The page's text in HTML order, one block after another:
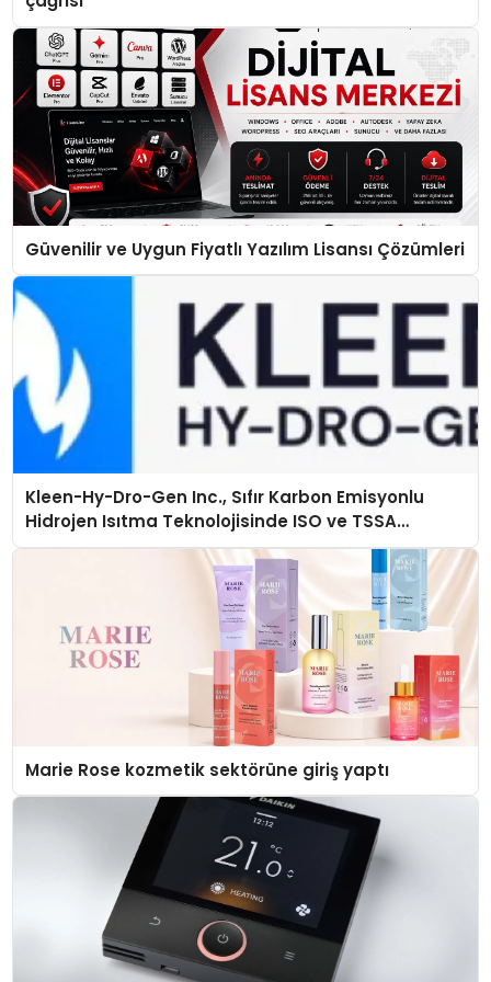
Güvenilir ve Uygun Fiyatlı Yazılım Lisansı Çözümleri
Kleen-Hy-Dro-Gen Inc., Sıfır Karbon Emisyonlu
Hidrojen Isıtma Teknolojisinde ISO ve TSSA
Düzenleyici Onaylarını Aldı
Marie Rose kozmetik sektörüne giriş yaptı